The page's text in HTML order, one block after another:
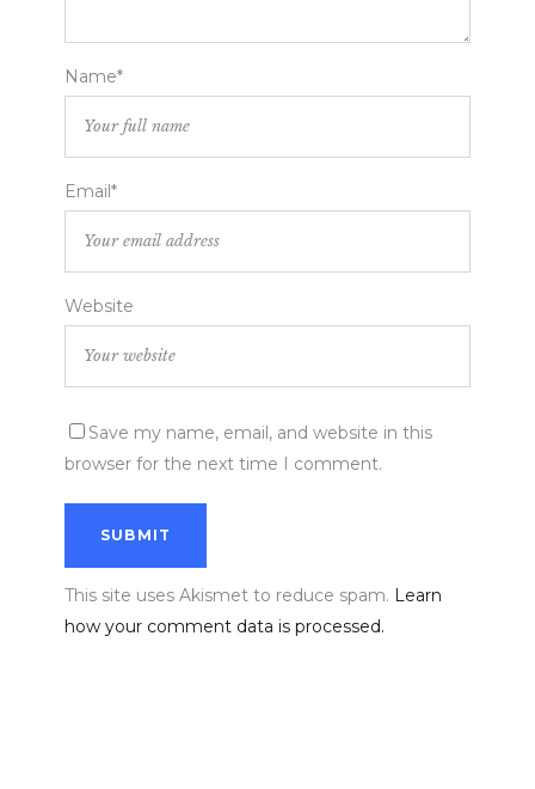
Name*
Email*
Website
Save my name, email, and website in this
browser for the next time I comment.
This site uses Akismet to reduce spam. Learn
how your comment data is processed.